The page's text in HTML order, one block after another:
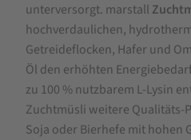
unterversorgt. marstall
hochverdaulichen,
Getreideflocken, Hafer und
Öl den erhöhten
zu 100 % nutzbarem L-Lysin
Zuchtmüsli weitere
Soja oder Bierhefe mit hohen